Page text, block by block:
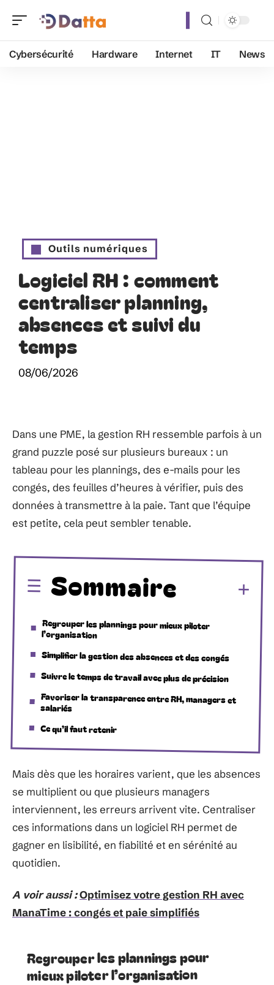
Cybersécurité Hardware Internet IT News
Outils numériques
Logiciel RH : comment
centraliser planning,
absences et suivi du
temps
08/06/2026
Dans une PME, la gestion RH ressemble parfois à un
grand puzzle posé sur plusieurs bureaux : un
tableau pour les plannings, des e-mails pour les
congés, des feuilles d’heures à vérifier, puis des
données à transmettre à la paie. Tant que l’équipe
est petite, cela peut sembler tenable.
Sommaire
Regrouper les plannings pour mieux piloter
l’organisation
Simplifier la gestion des absences et des congés
Suivre le temps de travail avec plus de précision
Favoriser la transparence entre RH, managers et
salariés
Ce qu’il faut retenir
Mais dès que les horaires varient, que les absences
se multiplient ou que plusieurs managers
interviennent, les erreurs arrivent vite. Centraliser
ces informations dans un logiciel RH permet de
gagner en lisibilité, en fiabilité et en sérénité au
quotidien.
A voir aussi :Optimisez votre gestion RH avec
ManaTime : congés et paie simplifiés
Regrouper les plannings pour
mieux piloter l’organisation